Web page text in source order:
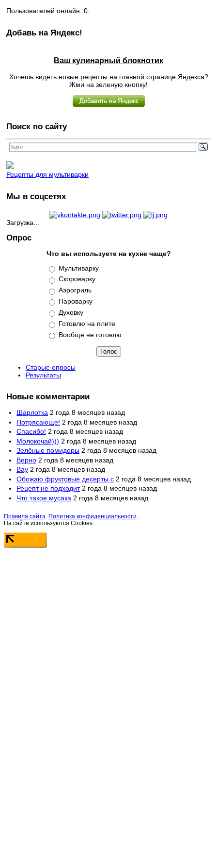
Пользователей онлайн: 0.
Добавь на Яндекс!
Ваш кулинарный блокнотик
Хочешь видеть новые рецепты на главной странице Яндекса?
Жми на зеленую кнопку!
Поиск по сайту
Рецепты для мультиварки
Мы в соцсетях
Загрузка...
Опрос
Что вы используете на кухне чаще?
Варианты
Мультиварку
Скороварку
Аэрогриль
Пароварку
Духовку
Готовлю на плите
Вообще не готовлю
Старые опросы
Результаты
Новые комментарии
Шарлотка 2 года 8 месяцев назад
Потрясающе! 2 года 8 месяцев назад
Спасибо! 2 года 8 месяцев назад
Молокочай))) 2 года 8 месяцев назад
Зелёные помидоры 2 года 8 месяцев назад
Верно 2 года 8 месяцев назад
Вау 2 года 8 месяцев назад
Обожаю фруктовые десерты с 2 года 8 месяцев назад
Рецепт не подходит 2 года 8 месяцев назад
Что такое мусака 2 года 8 месяцев назад
Правила сайта Политика конфиденциальности
На сайте используются Cookies.